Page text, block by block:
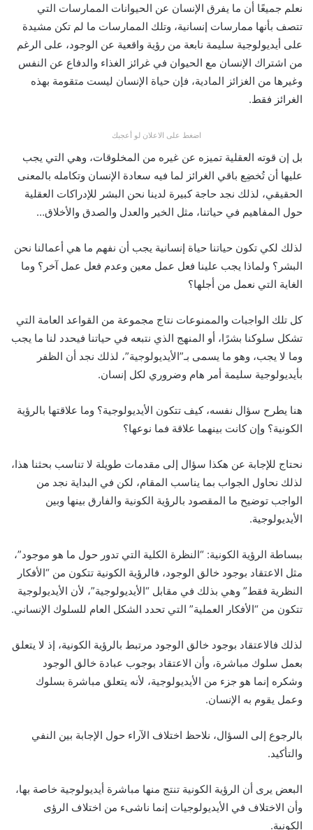
نعلم جميعًا أن ما يفرق الإنسان عن الحيوانات الممارسات التي
تتصف بأنها ممارسات إنسانية، وتلك الممارسات ما لم تكن مشيدة
على أيديولوجية سليمة نابعة من رؤية واقعية عن الوجود، على الرغم
من اشتراك الإنسان مع الحيوان في غرائز الغذاء والدفاع عن النفس
وغيرها من الغزائز المادية، فإن حياة الإنسان ليست متقومة بهذه
الغرائز فقط.
اضغط على الاعلان لو أعجبك
بل إن قوته العقلية تميزه عن غيره من المخلوقات، وهي التي يجب
عليها أن تُخضِع باقي الغرائز لما فيه سعادة الإنسان وتكامله بالمعنى
الحقيقي، لذلك نجد حاجة كبيرة لدينا نحن البشر للإدراكات العقلية
حول المفاهيم في حياتنا، مثل الخير والعدل والصدق والأخلاق…
لذلك لكي تكون حياتنا حياة إنسانية يجب أن نفهم ما هي أعمالنا نحن
البشر؟ ولماذا يجب علينا فعل عمل معين وعدم فعل عمل آخر؟ وما
الغاية التي نعمل من أجلها؟
كل تلك الواجبات والممنوعات نتاج مجموعة من القواعد العامة التي
تشكل سلوكنا بشرًا، أو المنهج الذي نتبعه في حياتنا فيحدد لنا ما يجب
وما لا يجب، وهو ما يسمى بـ”الأيديولوجية”، لذلك نجد أن الظفر
بأيديولوجية سليمة أمر هام وضروري لكل إنسان.
هنا يطرح سؤال نفسه، كيف تتكون الأيديولوجية؟ وما علاقتها بالرؤية
الكونية؟ وإن كانت بينهما علاقة فما نوعها؟
نحتاج للإجابة عن هكذا سؤال إلى مقدمات طويلة لا تناسب بحثنا هذا،
لذلك نحاول الجواب بما يناسب المقام، لكن في البداية نجد من
الواجب توضيح ما المقصود بالرؤية الكونية والفارق بينها وبين
الأيديولوجية.
ببساطة الرؤية الكونية: “النظرة الكلية التي تدور حول ما هو موجود”،
مثل الاعتقاد بوجود خالق الوجود، فالرؤية الكونية تتكون من “الأفكار
النظرية فقط” وهي بذلك في مقابل “الأيديولوجية”، لأن الأيديولوجية
تتكون من “الأفكار العملية” التي تحدد الشكل العام للسلوك الإنساني.
لذلك فالاعتقاد بوجود خالق الوجود مرتبط بالرؤية الكونية، إذ لا يتعلق
بعمل سلوك مباشرة، وأن الاعتقاد بوجوب عبادة خالق الوجود
وشكره إنما هو جزء من الأيديولوجية، لأنه يتعلق مباشرة بسلوك
وعمل يقوم به الإنسان.
بالرجوع إلى السؤال، نلاحظ اختلاف الآراء حول الإجابة بين النفي
والتأكيد.
البعض يرى أن الرؤية الكونية تنتج منها مباشرة أيديولوجية خاصة بها،
وأن الاختلاف في الأيديولوجيات إنما ناشىء من اختلاف الرؤى
الكونية.